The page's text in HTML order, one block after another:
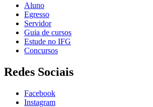
Aluno
Egresso
Servidor
Guia de cursos
Estude no IFG
Concursos
Redes Sociais
Facebook
Instagram